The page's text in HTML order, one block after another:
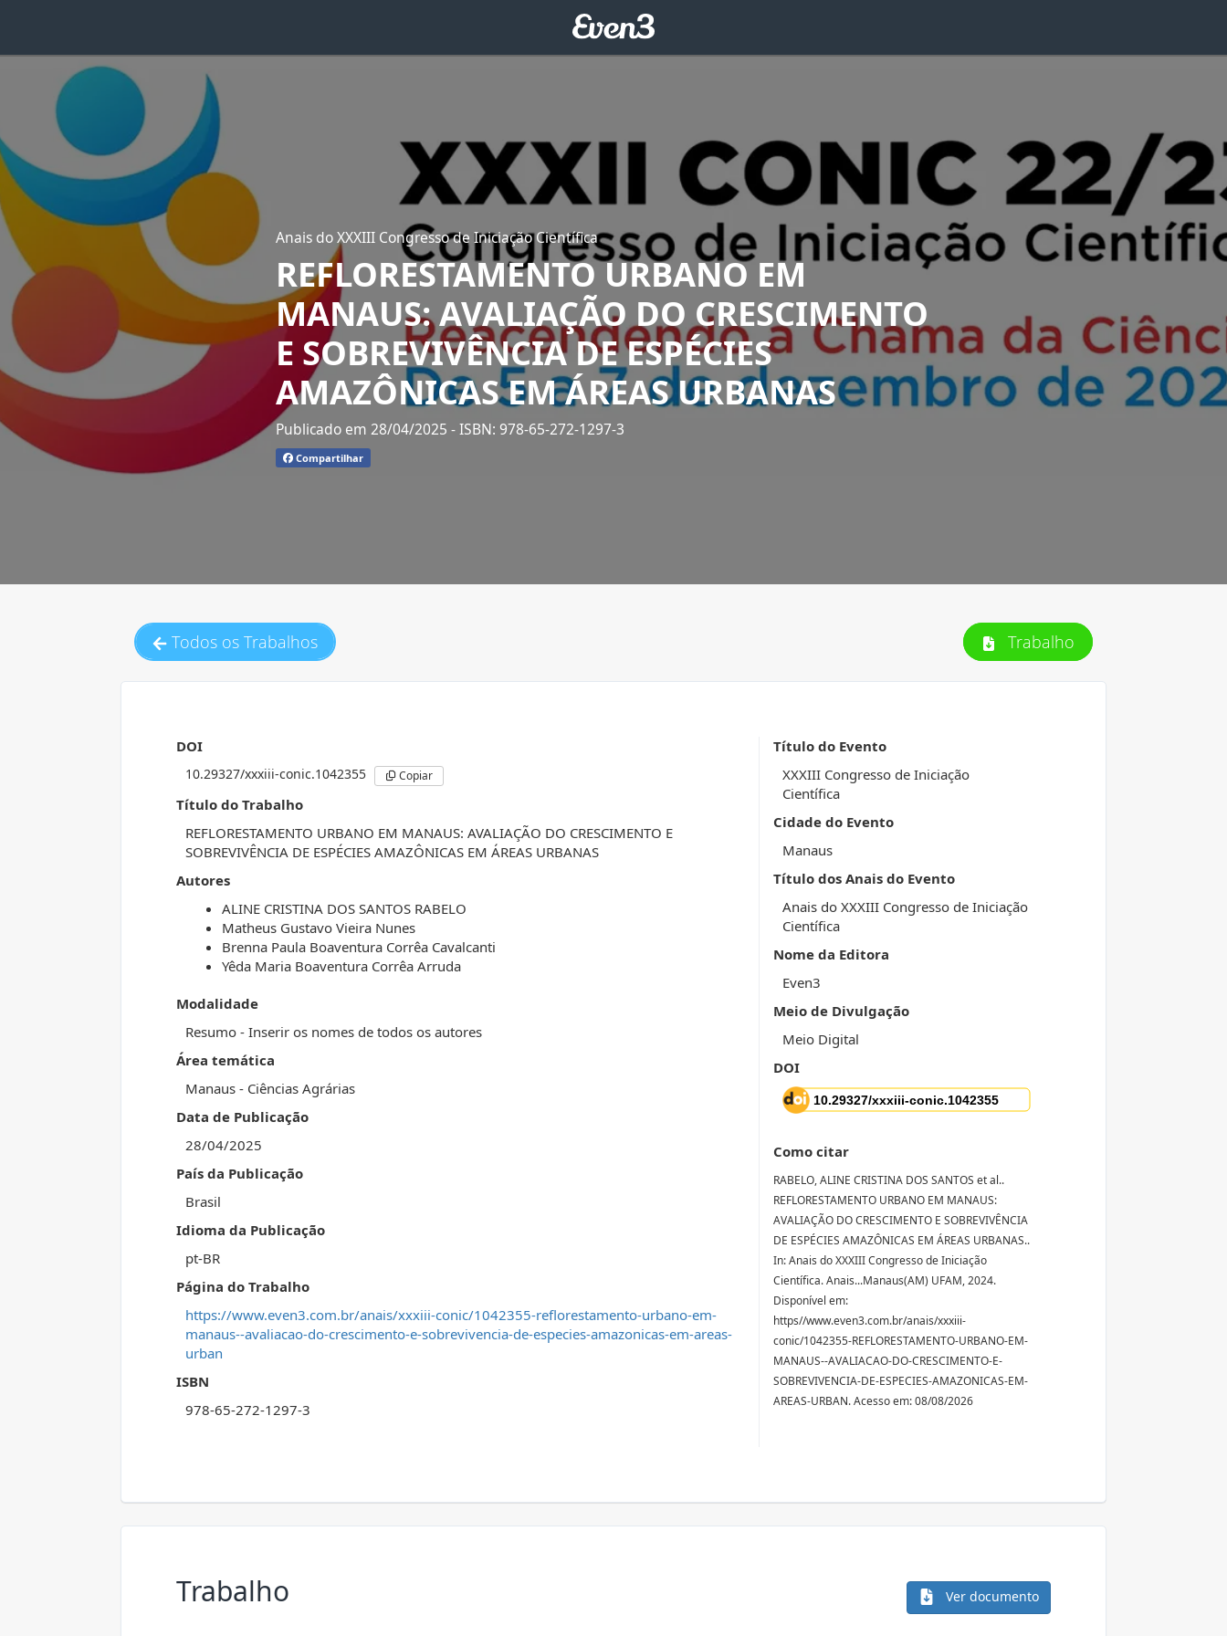
Anais do XXXIII Congresso de Iniciação Científica
REFLORESTAMENTO URBANO EM
MANAUS: AVALIAÇÃO DO CRESCIMENTO
E SOBREVIVÊNCIA DE ESPÉCIES
AMAZÔNICAS EM ÁREAS URBANAS
Publicado em 28/04/2025- ISBN: 978-65-272-1297-3
Compartilhar
Todos os Trabalhos Trabalho
DOI
10.29327/xxxiii-conic.1042355 Copiar
Título do Trabalho
REFLORESTAMENTO URBANO EM MANAUS: AVALIAÇÃO DO CRESCIMENTO E
SOBREVIVÊNCIA DE ESPÉCIES AMAZÔNICAS EM ÁREAS URBANAS
Autores
ALINE CRISTINA DOS SANTOS RABELO
Matheus Gustavo Vieira Nunes
Brenna Paula Boaventura Corrêa Cavalcanti
Yêda Maria Boaventura Corrêa Arruda
Modalidade
Resumo - Inserir os nomes de todos os autores
Área temática
Manaus - Ciências Agrárias
Data de Publicação
28/04/2025
País da Publicação
Brasil
Idioma da Publicação
pt-BR
Página do Trabalho
https://www.even3.com.br/anais/xxxiii-conic/1042355-reflorestamento-urbano-em-
manaus--avaliacao-do-crescimento-e-sobrevivencia-de-especies-amazonicas-em-areas-
urban
ISBN
978-65-272-1297-3
Título do Evento
XXXIII Congresso de Iniciação
Científica
Cidade do Evento
Manaus
Título dos Anais do Evento
Anais do XXXIII Congresso de Iniciação
Científica
Nome da Editora
Even3
Meio de Divulgação
Meio Digital
DOI
Como citar
RABELO, ALINE CRISTINA DOS SANTOS et al..
REFLORESTAMENTO URBANO EM MANAUS:
AVALIAÇÃO DO CRESCIMENTO E SOBREVIVÊNCIA
DE ESPÉCIES AMAZÔNICAS EM ÁREAS URBANAS..
In: Anais do XXXIII Congresso de Iniciação
Científica. Anais...Manaus(AM) UFAM, 2024.
Disponível em:
https//www.even3.com.br/anais/xxxiii-
conic/1042355-REFLORESTAMENTO-URBANO-EM-
MANAUS--AVALIACAO-DO-CRESCIMENTO-E-
SOBREVIVENCIA-DE-ESPECIES-AMAZONICAS-EM-
AREAS-URBAN. Acesso em: 08/08/2026
Trabalho Ver documento